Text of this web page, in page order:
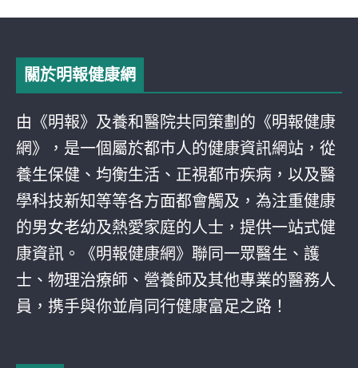
關於明報健康網
由《明報》及養和醫院共同策劃的《明報健康
網》，是一個屬於都巿人的健康資訊網站，從
養生保健、均衡生活、正視都巿疾病，以及醫
學科技新知等等各方面都會觸及，為注重健康
的男女老幼及熱愛家庭的人士，提供一站式健
康資訊。《明報健康網》聯同一眾醫生、護
士、物理治療師、營養師及其他專業的醫務人
員，携手與你並肩同行健康富足之路！